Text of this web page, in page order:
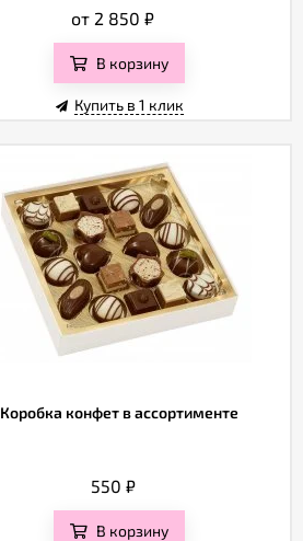
от 2 850 ₽
В корзину
Купить в 1 клик
Коробка конфет в ассортименте
550 ₽
В корзину